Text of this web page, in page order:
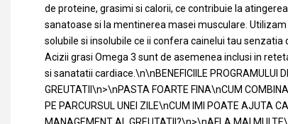
de proteine, grasimi si calorii, ce contribuie la
sanatoase si la mentinerea masei musculare.
solubile si insolubile ce ii confera cainelui tau
Acizii grasi Omega 3 sunt de asemenea inclusi in
si sanatatii cardiace.\n\nBENEFICIILE PROGRAMULUI
GREUTATII\n>\nPASTA FOARTE FINA\nCUM
PE PARCURSUL UNEI ZILE\nCUM IMI POATE AJUTA